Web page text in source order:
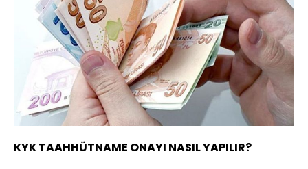
KYK TAAHHÜTNAME ONAYI NASIL YAPILIR?